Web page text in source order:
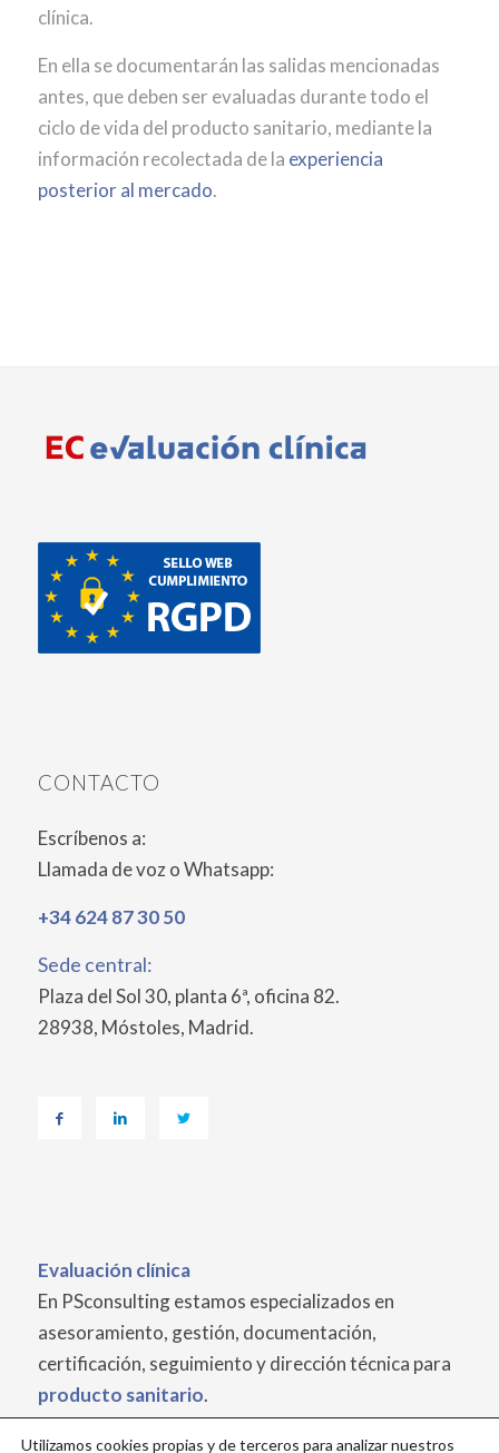
clínica.
En ella se documentarán las salidas mencionadas
antes, que deben ser evaluadas durante todo el
ciclo de vida del producto sanitario, mediante la
información recolectada de la experiencia
posterior al mercado.
CONTACTO
Escríbenos a:
Llamada de voz o Whatsapp:
+34 624 87 30 50
Sede central:
Plaza del Sol 30, planta 6ª, oficina 82.
28938, Móstoles, Madrid.
Evaluación clínica
En PSconsulting estamos especializados en
asesoramiento, gestión, documentación,
certificación, seguimiento y dirección técnica para
producto sanitario.
Utilizamos cookies propias y de terceros para analizar nuestros